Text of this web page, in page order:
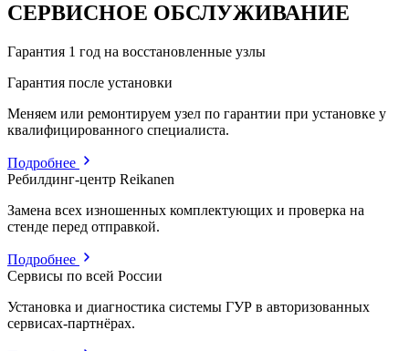
СЕРВИСНОЕ ОБСЛУЖИВАНИЕ
Гарантия 1 год на восстановленные узлы
Гарантия после установки
Меняем или ремонтируем узел по гарантии при установке у
квалифицированного специалиста.
Подробнее
Ребилдинг-центр Reikanen
Замена всех изношенных комплектующих и проверка на
стенде перед отправкой.
Подробнее
Сервисы по всей России
Установка и диагностика системы ГУР в авторизованных
сервисах-партнёрах.